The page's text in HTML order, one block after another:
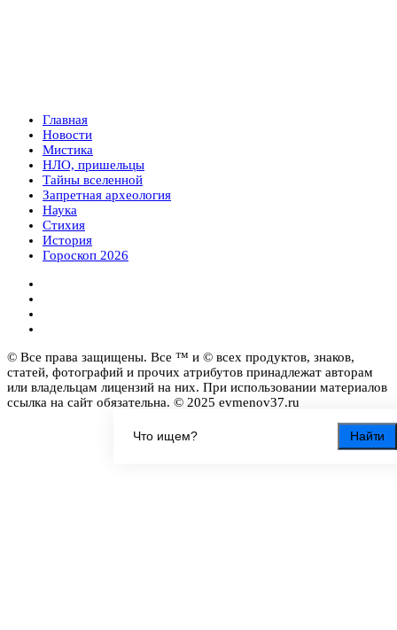
Найти
Главная
Новости
Мистика
НЛО, пришельцы
Тайны вселенной
Запретная археология
Наука
Стихия
История
Гороскоп 2026
© Все права защищены. Все ™ и © всех продуктов, знаков,
статей, фотографий и прочих атрибутов принадлежат авторам
или владельцам лицензий на них. При использовании материалов
ссылка на сайт обязательна. © 2025 evmenov37.ru